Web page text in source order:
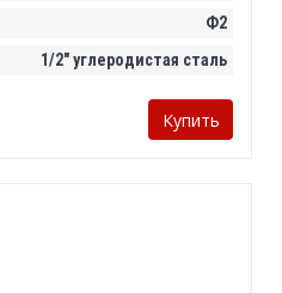
Ф2
1/2" углеродистая сталь
Купить